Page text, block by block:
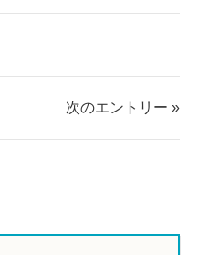
シ
す
シ
す
次のエントリー »